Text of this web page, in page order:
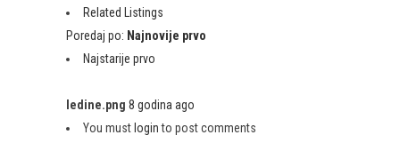
Related Listings
Poredaj po: Najnovije prvo
Najstarije prvo
ledine.png 8 godina ago
You must loginto post comments